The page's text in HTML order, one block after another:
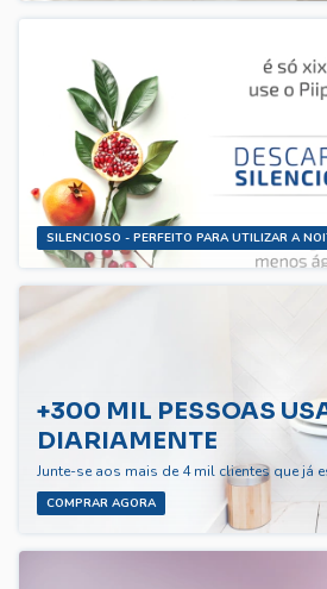
SILENCIOSO - PERFEITO PARA UTILIZAR A
+300 MIL PESSOAS
DIARIAMENTE
Junte-se aos mais de 4 mil clientes que já
COMPRAR AGORA